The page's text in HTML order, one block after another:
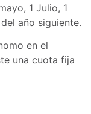
1 Julio, 1
año siguiente.
en el
una cuota fija